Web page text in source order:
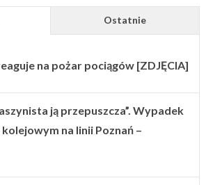
Ostatnie
na pożar pociągów [ZDJĘCIA]
ją przepuszcza”. Wypadek
na linii Poznań –